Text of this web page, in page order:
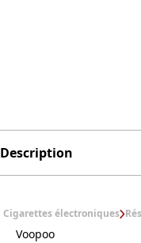
Description
Cigarettes électroniques
Voopoo